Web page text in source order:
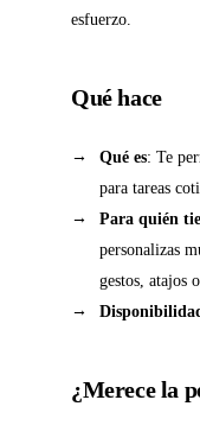
esfuerzo.
Qué hace
Qué es: Te
para tareas
Para quién
personalizas
gestos, atajos
¿Merece la